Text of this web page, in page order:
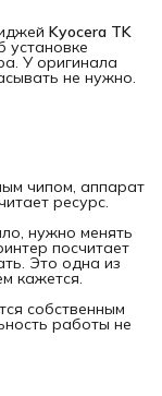
Kyocera TK
установке
У оригинала
не нужно.
чипом, аппарат
ресурс.
нужно менять
посчитает
Это одна из
кажется.
собственным
работы не